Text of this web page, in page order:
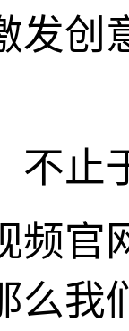
发创
不止
频官
么